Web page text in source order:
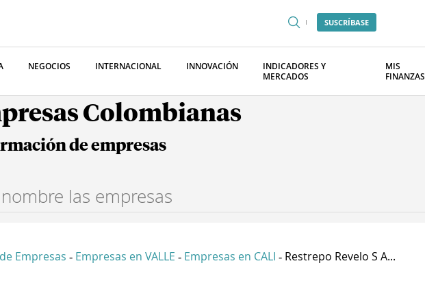
SUSCRÍBASE
NEGOCIOS INTERNACIONAL INNOVACIÓN
INDICADORES Y
MERCADOS
MIS
FINANZAS
Colombianas
de empresas
Empresas - Empresas en VALLE - Empresas en CALI - Restrepo Revelo S A...